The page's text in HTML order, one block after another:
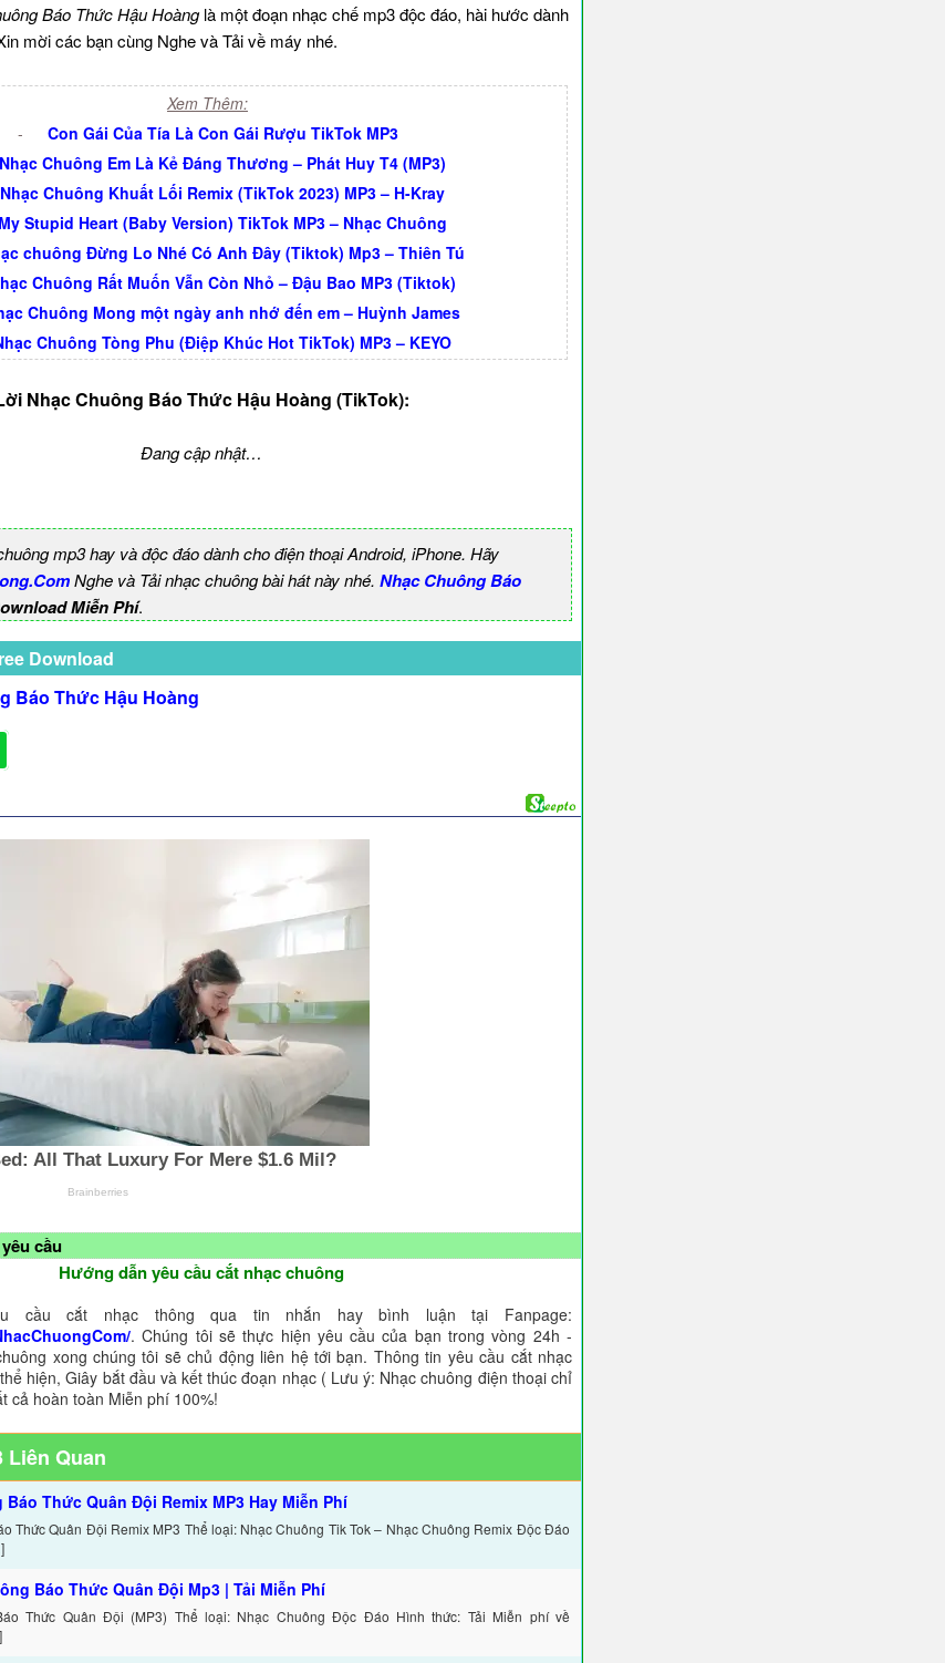
Báo Thức Hậu Hoànglà một đoạn nhạc chế mp3 độc đáo, hài hước dành
mời các bạn cùng Nghe và Tải về máy nhé.
Xem Thêm:
-
Con Gái Của Tía Là Con Gái Rượu TikTok MP3
Nhạc Chuông Em Là Kẻ Đáng Thương – Phát Huy T4 (MP3)
Nhạc Chuông Khuất Lối Remix (TikTok 2023) MP3 – H-Kray
My Stupid Heart (Baby Version) TikTok MP3 – Nhạc Chuông
chuông Đừng Lo Nhé Có Anh Đây (Tiktok) Mp3 – Thiên Tú
Chuông Rất Muốn Vẫn Còn Nhỏ – Đậu Bao MP3 (Tiktok)
Chuông Mong một ngày anh nhớ đến em – Huỳnh James
Chuông Tòng Phu (Điệp Khúc Hot TikTok) MP3 – KEYO
Nhạc Chuông Báo Thức Hậu Hoàng (TikTok):
Đang cập nhật…
mp3 hay và độc đáo dành cho điện thoại Android, iPhone. Hãy
Nghe và Tải nhạc chuông bài hát này nhé. Nhạc Chuông Báo
Miễn Phí.
Download
Báo Thức Hậu Hoàng
cầu
Hướng dẫn yêu cầu cắt nhạc chuông
cầu cắt nhạc thông qua tin nhắn hay bình luận tại Fanpage:
. Chúng tôi sẽ thực hiện yêu cầu của bạn trong vòng 24h -
xong chúng tôi sẽ chủ động liên hệ tới bạn. Thông tin yêu cầu cắt nhạc
hiện, Giây bắt đầu và kết thúc đoạn nhạc ( Lưu ý: Nhạc chuông điện thoại chỉ
cả hoàn toàn Miễn phí 100%!
Liên Quan
Báo Thức Quân Đội Remix MP3 Hay Miễn Phí
Thức Quân Đội Remix MP3 Thể loại: Nhạc Chuông Tik Tok – Nhạc Chuông Remix Độc Đáo
Báo Thức Quân Đội Mp3 | Tải Miễn Phí
Thức Quân Đội (MP3) Thể loại: Nhạc Chuông Độc Đáo Hình thức: Tải Miễn phí về